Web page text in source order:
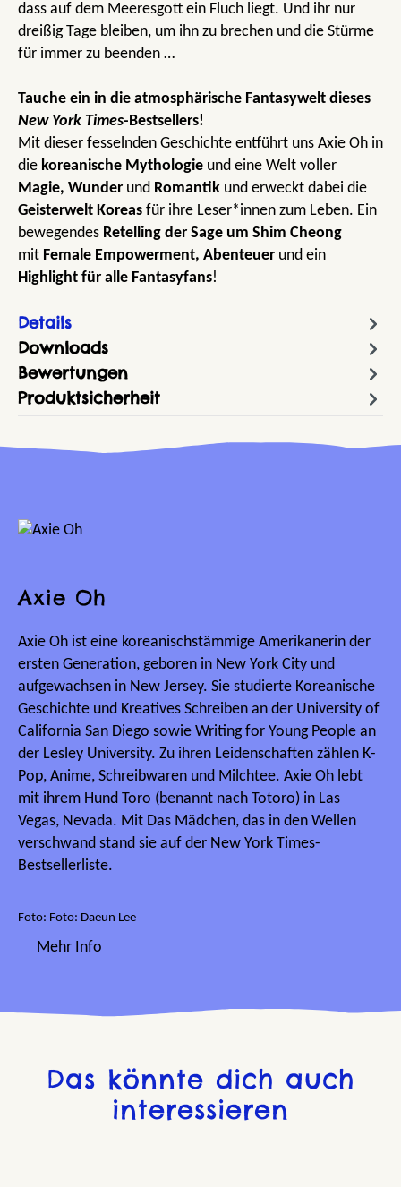
dass auf dem Meeresgott ein Fluch liegt. Und ihr nur
dreißig Tage bleiben, um ihn zu brechen und die Stürme
für immer zu beenden …
Tauche ein in die atmosphärische Fantasywelt dieses
New York Times-Bestsellers!
Mit dieser fesselnden Geschichte entführt uns Axie Oh in
die koreanische Mythologie und eine Welt voller
Magie, Wunder und Romantik und erweckt dabei die
Geisterwelt Koreas für ihre Leser*innen zum Leben. Ein
bewegendes Retelling der Sage um Shim Cheong
mit Female Empowerment, Abenteuer und ein
Highlight für alle Fantasyfans!
Details
Downloads
Bewertungen
Produktsicherheit
Axie Oh
Axie Oh ist eine koreanischstämmige Amerikanerin der
ersten Generation, geboren in New York City und
aufgewachsen in New Jersey. Sie studierte Koreanische
Geschichte und Kreatives Schreiben an der University of
California San Diego sowie Writing for Young People an
der Lesley University. Zu ihren Leidenschaften zählen K-
Pop, Anime, Schreibwaren und Milchtee. Axie Oh lebt
mit ihrem Hund Toro (benannt nach Totoro) in Las
Vegas, Nevada. Mit Das Mädchen, das in den Wellen
verschwand stand sie auf der New York Times-
Bestsellerliste.
Foto: Foto: Daeun Lee
Mehr Info
Das könnte dich auch
interessieren